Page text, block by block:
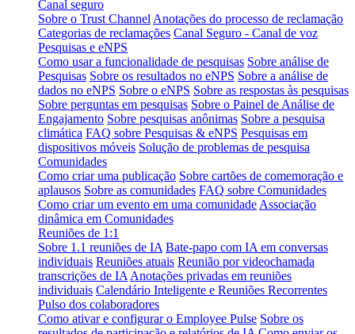
Canal seguro
Sobre o Trust Channel Anotações do processo de reclamação
Categorias de reclamações Canal Seguro - Canal de voz
Pesquisas e eNPS
Como usar a funcionalidade de pesquisas Sobre análise de
Pesquisas Sobre os resultados no eNPS Sobre a análise de
dados no eNPS Sobre o eNPS Sobre as respostas às pesquisas
Sobre perguntas em pesquisas Sobre o Painel de Análise de
Engajamento Sobre pesquisas anônimas Sobre a pesquisa
climática FAQ sobre Pesquisas & eNPS Pesquisas em
dispositivos móveis Solução de problemas de pesquisa
Comunidades
Como criar uma publicação Sobre cartões de comemoração e
aplausos Sobre as comunidades FAQ sobre Comunidades
Como criar um evento em uma comunidade Associação
dinâmica em Comunidades
Reuniões de 1:1
Sobre 1.1 reuniões de IA Bate-papo com IA em conversas
individuais Reuniões atuais Reunião por videochamada
transcrições de IA Anotações privadas em reuniões
individuais Calendário Inteligente e Reuniões Recorrentes
Pulso dos colaboradores
Como ativar e configurar o Employee Pulse Sobre os